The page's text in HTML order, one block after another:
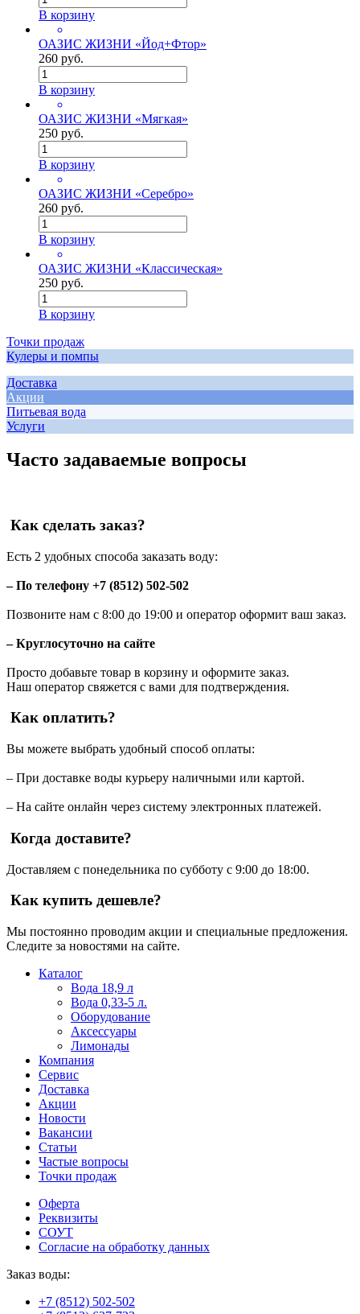
В корзину
ОАЗИС ЖИЗНИ «Йод+Фтор»
260 руб.
В корзину
ОАЗИС ЖИЗНИ «Мягкая»
250 руб.
В корзину
ОАЗИС ЖИЗНИ «Серебро»
260 руб.
В корзину
ОАЗИС ЖИЗНИ «Классическая»
250 руб.
В корзину
Точки продаж
Кулеры и помпы
Доставка
Акции
Питьевая вода
Услуги
Часто задаваемые вопросы
Как сделать заказ?
Есть 2 удобных способа заказать воду:
– По телефону +7 (8512) 502-502
Позвоните нам с 8:00 до 19:00 и оператор оформит ваш заказ.
– Круглосуточно на сайте
Просто добавьте товар в корзину и оформите заказ.
Наш оператор свяжется с вами для подтверждения.
Как оплатить?
Вы можете выбрать удобный способ оплаты:
– При доставке воды курьеру наличными или картой.
– На сайте онлайн через систему электронных платежей.
Когда доставите?
Доставляем с понедельника по субботу с 9:00 до 18:00.
Как купить дешевле?
Мы постоянно проводим акции и специальные предложения.
Следите за новостями на сайте.
Пользователи
офіційний
сайт
через
разные
сайты.
можно
встретить
онлайн
казино
среди
обсуждаемых
тем.
Каталог
Вода 18,9 л
Вода 0,33-5 л.
Оборудование
Аксессуары
Лимонады
Компания
Сервис
Доставка
Акции
Новости
Вакансии
Статьи
Частые вопросы
Точки продаж
Оферта
Реквизиты
СОУТ
Согласие на обработку данных
Заказ воды:
+7 (8512) 502-502